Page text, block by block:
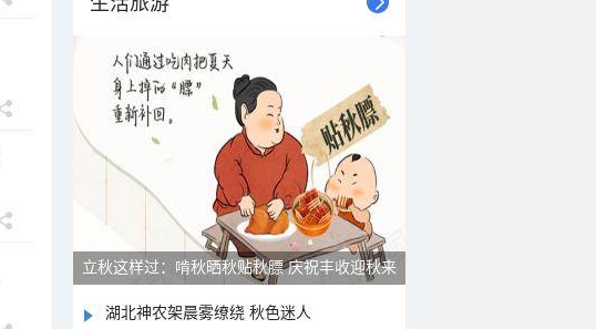
立秋这样过：啃秋晒秋贴秋膘 庆祝丰收迎秋来
湖北神农架晨雾缭绕 秋色迷人